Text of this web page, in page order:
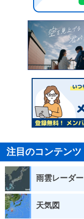
注目のコンテンツ
雨雲レーダー
天気図